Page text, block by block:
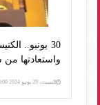
30 يونيو..
واستعادتها من
السبت، 29 يونيو 2024 08:00 م